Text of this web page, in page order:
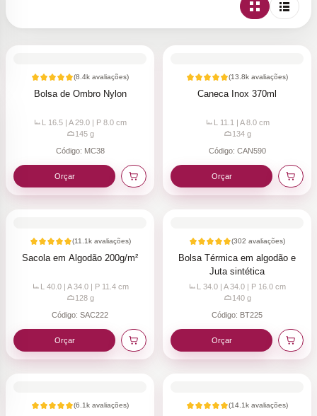
(8.4k avaliações)
Bolsa de Ombro Nylon
L 16.5 | A 29.0 | P 8.0 cm
145g
Código: MC38
Orçar
(13.8k avaliações)
Caneca Inox 370ml
L 11.1 | A 8.0cm
134g
Código: CAN590
Orçar
(11.1kavaliações)
Sacola em Algodão 200g/m²
L 40.0 | A 34.0 | P 11.4cm
128g
Código: SAC222
Orçar
(302 avaliações)
Bolsa Térmica em algodão e
Juta sintética
L 34.0 | A 34.0 | P 16.0 cm
140g
Código: BT225
Orçar
(6.1k avaliações) (14.1k avaliações)